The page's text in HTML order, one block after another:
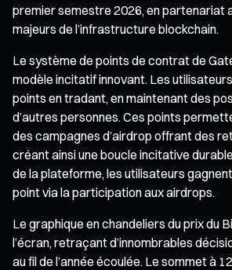
premier semestre 2026, en partenariat
majeurs de l’infrastructure blockchain.
Le système de points de contrat de
modèle incitatif innovant. Les
points en tradant, en maintenant des
d’autres personnes. Ces points
des campagnes d’airdrop offrant des
créant ainsi une boucle incitative
de la plateforme, les utilisateurs
point via la participation aux airdrops.
Le graphique en chandeliers du prix du
l’écran, retraçant d’innombrables
au fil de l’année écoulée. Le sommet à